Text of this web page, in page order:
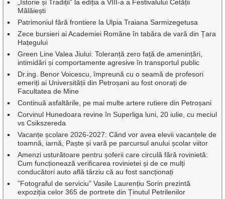
„Istorie și Tradiții” la ediția a VIII-a a Festivalului Cetății
Mălăiești
Patrimoniul fără frontiere la Ulpia Traiana Sarmizegetusa
Zece bursieri ai Academiei Române în tabăra de vară din Țara
Hațegului
Green Line Valea Jiului: Toleranță zero față de amenințări,
intimidări și comportamente agresive în transportul public
Dr.ing. Benor Voicescu, împreună cu o seamă de profesori
emeriți ai Universității din Petroșani au fost onorați de
Facultatea de Mine
Continuă asfaltările, pe mai multe artere rutiere din Petroșani
Corvinul Hunedoara revine în Superliga luni, 20 iulie, cu meciul
vs Csikszereda
Vacanțe școlare 2026-2027: Când vor avea elevii vacanțele de
toamnă, iarnă, Paște și vară pe parcursul anului școlar viitor
Amenzi usturătoare pentru șoferii care circulă fără rovinietă:
Cum funcționează verificarea rovinietei și de ce mulți
conducători auto află târziu că au fost sancționați
”Fotograful de serviciu” Vasile Laurențiu Sorin prezintă
expoziția celor 365 de portrete din Ținutul Petrilenilor